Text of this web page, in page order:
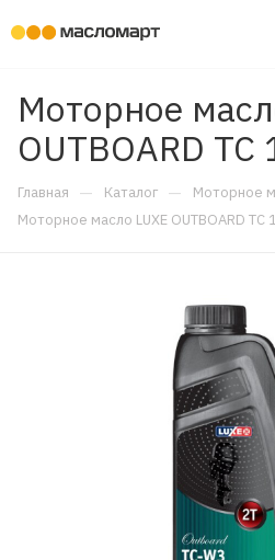
Моторное
OUTBOARD TC
Главная — Каталог — Моторное
Моторное масло LUXE OUTBOARD TC